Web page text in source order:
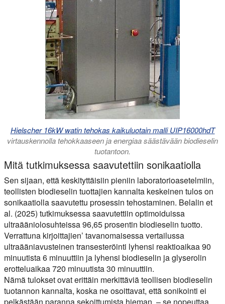
Hielscher 16kW watin tehokas kaikuluotain malli UIP16000hdT
virtauskennolla tehokkaaseen ja energiaa säästävään biodieselin
tuotantoon.
Mitä tutkimuksessa saavutettiin sonikaatiolla
Sen sijaan, että keskityttäisiin pieniin laboratorioasetelmiin,
teollisten biodieselin tuottajien kannalta keskeinen tulos on
sonikaatiolla saavutettu prosessin tehostaminen. Belalin et
al. (2025) tutkimuksessa saavutettiin optimoiduissa
ultraääniolosuhteissa 96,65 prosentin biodieselin tuotto.
Verrattuna kirjoittajien’ tavanomaisessa vertailussa
ultraääniavusteinen transesteröinti lyhensi reaktioaikaa 90
minuutista 6 minuuttiin ja lyhensi biodieselin ja glyserolin
erotteluaikaa 720 minuutista 30 minuuttiin.
Nämä tulokset ovat erittäin merkittäviä teollisen biodieselin
tuotannon kannalta, koska ne osoittavat, että sonikointi ei
pelkästään paranna sekoittumista hieman. – se nopeuttaa